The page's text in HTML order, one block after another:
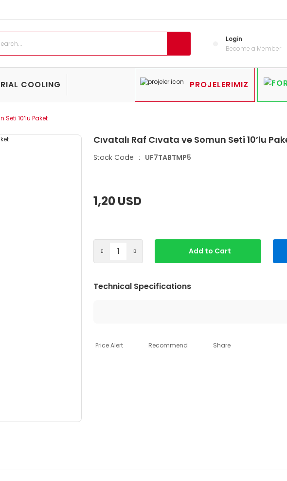
Login
Become a Member
COOLING PROJELERIMIZ
Seti 10’lu Paket
Cıvatalı Raf Cıvata ve Somun Seti 10’lu
Stock Code : UF7TABTMP5
1,20 USD
Add to Cart
Technical Specifications
Price Alert Recommend Share